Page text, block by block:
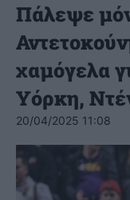
Πάλεψε
χαμόγελα
Υόρκη,
20/04/2025 11:08